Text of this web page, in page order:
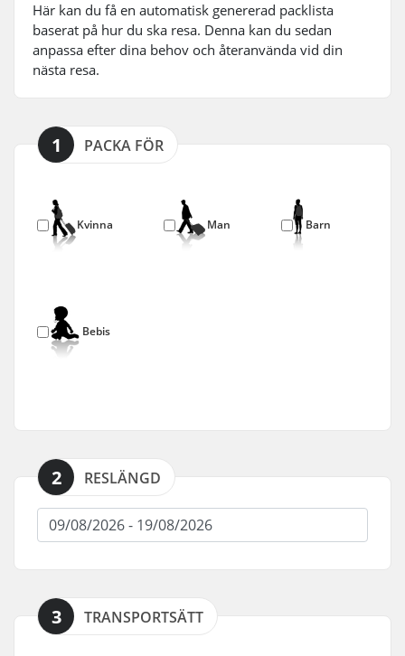
Här kan du få en automatisk genererad packlista
baserat på hur du ska resa. Denna kan du sedan
anpassa efter dina behov och återanvända vid din
nästa resa.
1 PACKA FÖR
Kvinna Man Barn
Bebis
2 RESLÄNGD
3 TRANSPORTSÄTT